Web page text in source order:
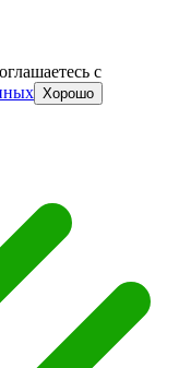
c
Хорошо